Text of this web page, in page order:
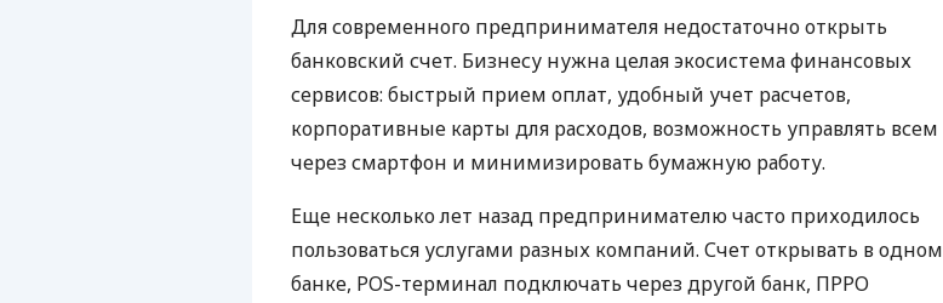
Для современного предпринимателя недостаточно открыть
банковский счет. Бизнесу нужна целая экосистема финансовых
сервисов: быстрый прием оплат, удобный учет расчетов,
корпоративные карты для расходов, возможность управлять всем
через смартфон и минимизировать бумажную работу.
Еще несколько лет назад предпринимателю часто приходилось
пользоваться услугами разных компаний. Счет открывать в одном
банке, POS-терминал подключать через другой банк, ПРРО